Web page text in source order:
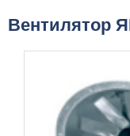
Вентилятор